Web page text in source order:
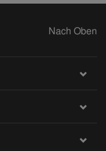
Nach Oben